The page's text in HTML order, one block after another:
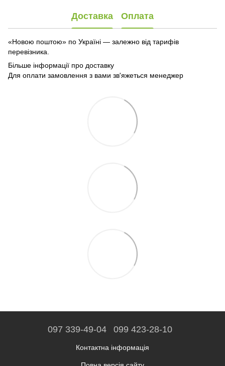
Доставка Оплата
«Новою поштою» по Україні — залежно від тарифів
перевізника.
Більше інформації про доставку
Для оплати замовлення з вами зв'яжеться менеджер
097 339-49-04 099 423-28-10
Контактна інформація